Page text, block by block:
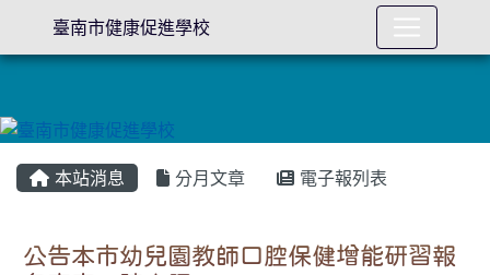
本站消息 分月文章 電子報列表
公告本市幼兒園教師口腔保健增能研習報
臺南市健康促進學校